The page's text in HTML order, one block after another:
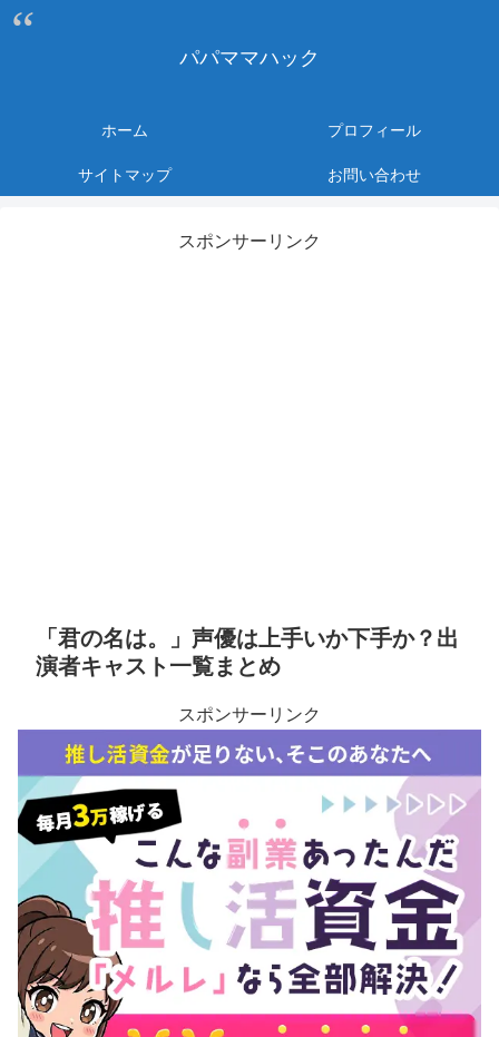
パパママハック
ホーム
プロフィール
サイトマップ
お問い合わせ
スポンサーリンク
「君の名は。」声優は上手いか下手か？出
演者キャスト一覧まとめ
スポンサーリンク